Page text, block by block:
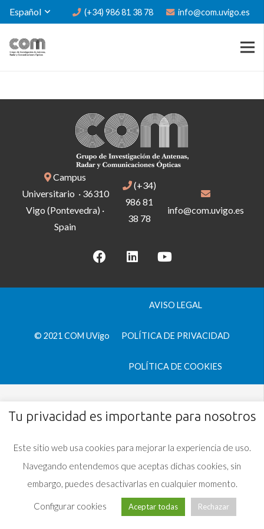
Español (+34) 986 81 38 78 info@com.uvigo.es
Campus
Universitario · 36310
Vigo (Pontevedra) ·
Spain
(+34)
986 81
38 78
info@com.uvigo.es
© 2021 COM UVigo
AVISO LEGAL
POLÍTICA DE PRIVACIDAD
POLÍTICA DE COOKIES
Tu privacidad es importante para nosotros
Este sitio web usa cookies para mejorar la experiencia de uso.
Navegando entendemos que aceptas dichas cookies, sin
embargo, puedes desactivarlas en cualquier momento.
Configurar cookies Aceptar todas Rechazar